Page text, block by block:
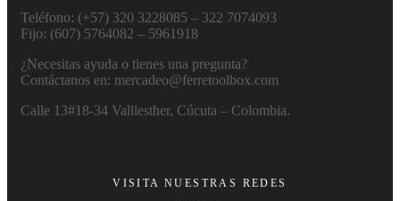
Teléfono: (+57) 320 3228085 – 322 7074093
Fijo: (607) 5764082 – 5961918
¿Necesitas ayuda o tienes una pregunta?
Contáctanos en: mercadeo@ferretoolbox.com
Calle 13#18-34 Valllesther, Cúcuta – Colombia.
VISITA NUESTRAS REDES